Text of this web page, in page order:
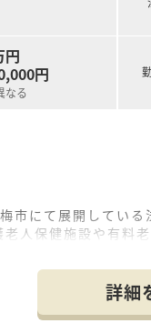
円
円
なる
市にて展開している
人保健施設や有料
ョーなど
詳細